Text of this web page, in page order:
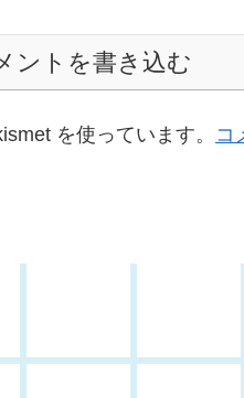
ントを書き込む
を使っています。 コ